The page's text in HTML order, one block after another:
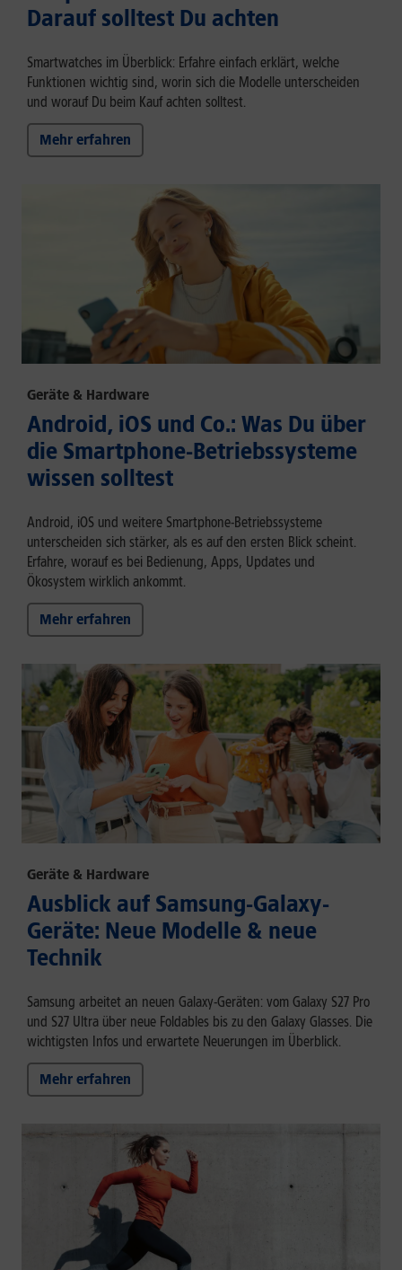
Darauf solltest Du achten
Smartwatches im Überblick: Erfahre einfach erklärt, welche
Funktionen wichtig sind, worin sich die Modelle unterscheiden
und worauf Du beim Kauf achten solltest.
Mehr erfahren
Geräte & Hardware
Android, iOS und Co.: Was Du über
die Smartphone-Betriebssysteme
wissen solltest
Android, iOS und weitere Smartphone-Betriebssysteme
unterscheiden sich stärker, als es auf den ersten Blick scheint.
Erfahre, worauf es bei Bedienung, Apps, Updates und
Ökosystem wirklich ankommt.
Mehr erfahren
Geräte & Hardware
Ausblick auf Samsung-Galaxy-
Geräte: Neue Modelle & neue
Technik
Samsung arbeitet an neuen Galaxy-Geräten: vom Galaxy S27 Pro
und S27 Ultra über neue Foldables bis zu den Galaxy Glasses. Die
wichtigsten Infos und erwartete Neuerungen im Überblick.
Mehr erfahren